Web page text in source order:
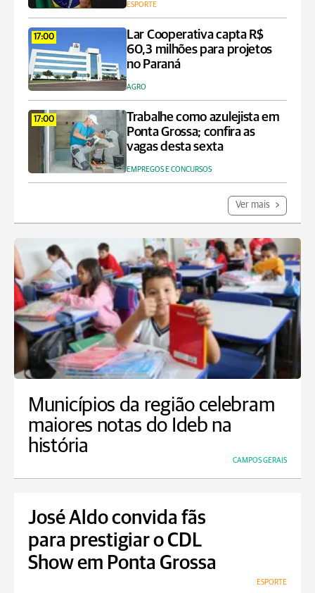
ESPORTE
17:00
Lar Cooperativa capta R$
60,3 milhões para projetos
no Paraná
AGRO
17:00
Trabalhe como azulejista em
Ponta Grossa; confira as
vagas desta sexta
EMPREGOS E CONCURSOS
Ver mais
Municípios da região celebram
maiores notas do Ideb na
história
CAMPOS GERAIS
José Aldo convida fãs
para prestigiar o CDL
Show em Ponta Grossa
ESPORTE